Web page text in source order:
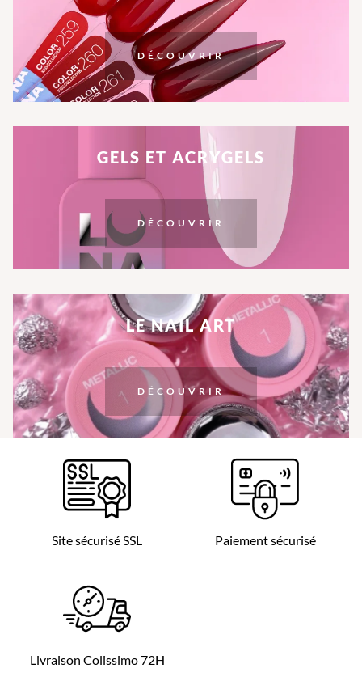
DÉCOUVRIR
GELS ET ACRYGELS
DÉCOUVRIR
LE NAIL ART
DÉCOUVRIR
Site sécurisé SSL Paiement sécurisé
Livraison Colissimo 72H